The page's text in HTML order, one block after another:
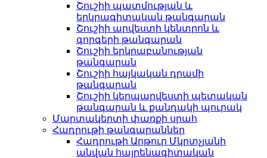
Շուշիի պատմության և
երկրագիտական թանգարան
Շուշիի արվեստի կենտրոն և
գորգերի թանգարան
Շուշիի երկրաբանության
թանգարան
Շուշիի հայկական դրամի
թանգարան
Շուշիի կերպարվեստի պետական
թանգարան և քանդակի պուրակ
Մարտակերտի փառքի սրահ
Հադրութի թանգարաններ
Հադրութի Արթուր Մկրտչյանի
անվան հայրենագիտական